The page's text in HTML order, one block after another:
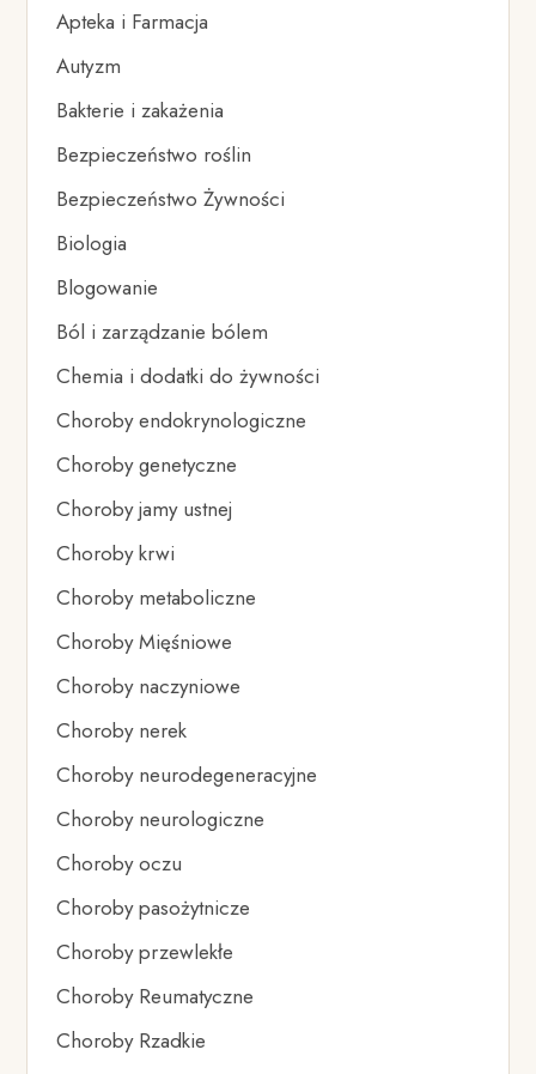
Apteka i Farmacja
Autyzm
Bakterie i zakażenia
Bezpieczeństwo roślin
Bezpieczeństwo Żywności
Biologia
Blogowanie
Ból i zarządzanie bólem
Chemia i dodatki do żywności
Choroby endokrynologiczne
Choroby genetyczne
Choroby jamy ustnej
Choroby krwi
Choroby metaboliczne
Choroby Mięśniowe
Choroby naczyniowe
Choroby nerek
Choroby neurodegeneracyjne
Choroby neurologiczne
Choroby oczu
Choroby pasożytnicze
Choroby przewlekłe
Choroby Reumatyczne
Choroby Rzadkie